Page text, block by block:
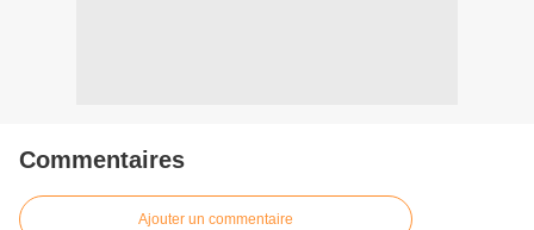
Commentaires
Ajouter un commentaire